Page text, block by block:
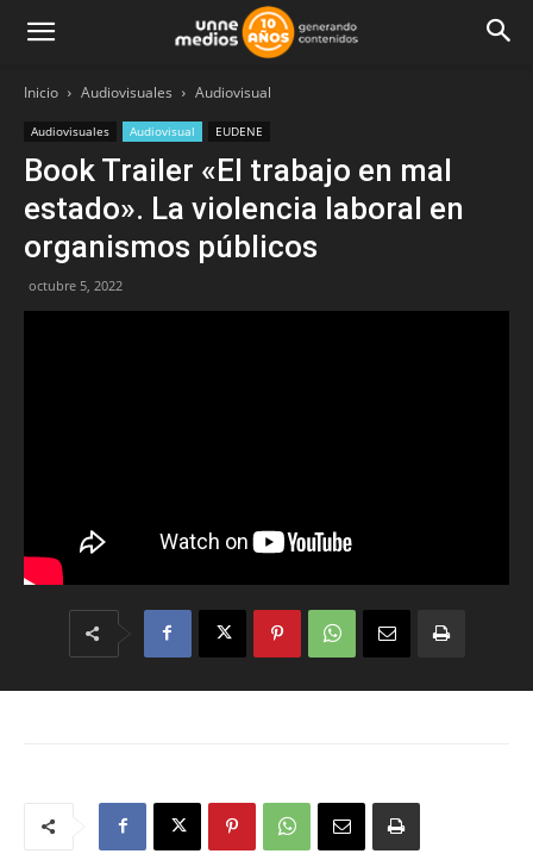
Inicio Audiovisuales Audiovisual
Audiovisuales Audiovisual EUDENE
Book Trailer «El trabajo en mal
estado». La violencia laboral en
organismos públicos
octubre 5, 2022